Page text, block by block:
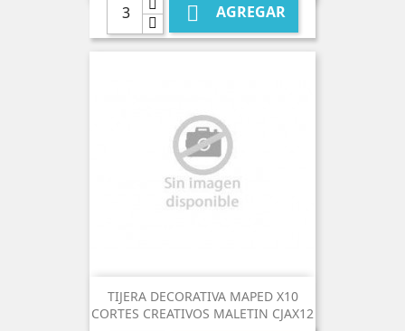
 AGREGAR
TIJERA DECORATIVA MAPED X10
CORTES CREATIVOS MALETIN CJAX12